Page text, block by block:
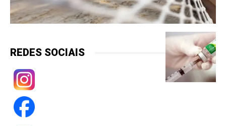
REDES SOCIAIS